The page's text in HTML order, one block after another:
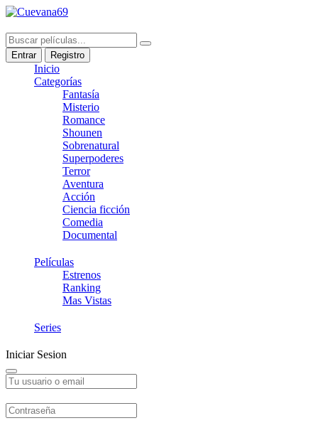
Entrar Registro
Inicio
Categorías
Fantasía
Misterio
Romance
Shounen
Sobrenatural
Superpoderes
Terror
Aventura
Acción
Ciencia ficción
Comedia
Documental
Películas
Estrenos
Ranking
Mas Vistas
Series
Iniciar Sesion